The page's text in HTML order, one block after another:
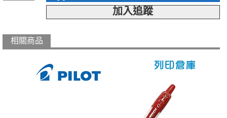
加入追蹤
相關商品